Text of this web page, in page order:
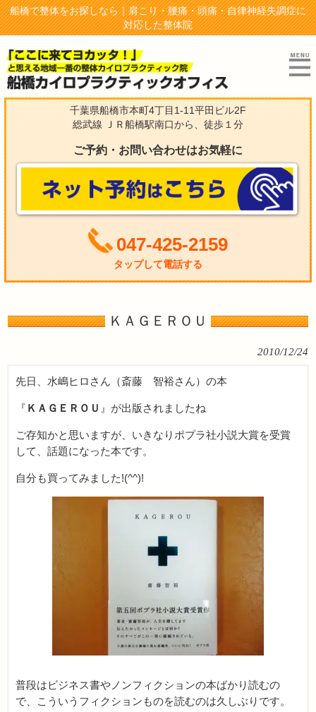
船橋で整体をお探しなら｜肩こり・腰痛・頭痛・自律神経失調症に
対応した整体院
千葉県船橋市本町4丁目1-11平田ビル2F
総武線 ＪＲ船橋駅南口から、徒歩１分
ご予約・お問い合わせはお気軽に
047-425-2159
タップして電話する
ＫＡＧＥＲＯＵ
2010/12/24
先日、水嶋ヒロさん（斎藤 智裕さん）の本
『 ＫＡＧＥＲＯＵ 』が出版されましたね
ご存知かと思いますが、いきなりポプラ社小説大賞を受賞
して、話題になった本です。
自分も買ってみました!(^^)!
普段はビジネス書やノンフィクションの本ばかり読むの
で、こういうフィクションものを読むのは久しぶりです。